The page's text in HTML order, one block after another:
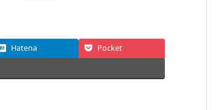
Hatena
Pocket